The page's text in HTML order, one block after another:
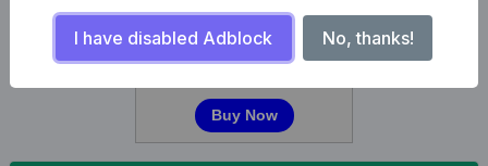
I have disabled Adblock No, thanks!